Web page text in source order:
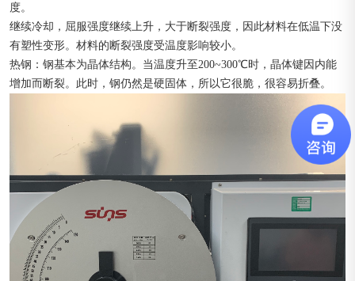
度。
继续冷却，屈服强度继续上升，大于断裂强度，因此材料在低温下没
有塑性变形。材料的断裂强度受温度影响较小。
热钢：钢基本为晶体结构。当温度升至200~300℃时，晶体键因内能
增加而断裂。此时，钢仍然是硬固体，所以它很脆，很容易折叠。